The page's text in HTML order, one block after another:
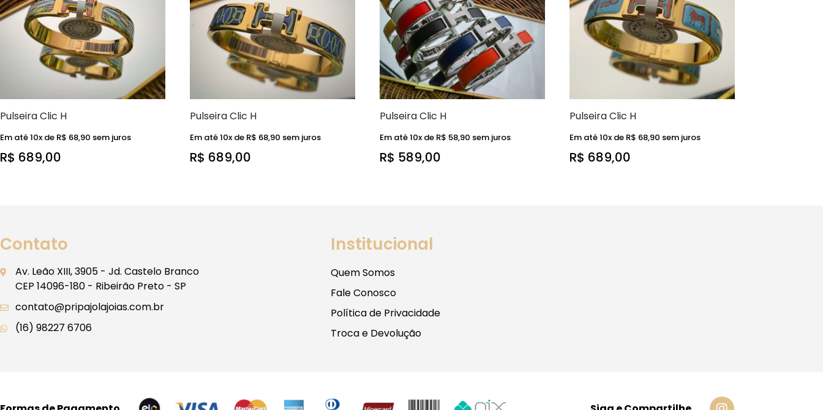
Pulseira Clic H
R$ 689,00
Em até 10x de R$ 68,90 sem juros
Pulseira Clic H
R$ 689,00
Em até 10x de R$ 68,90 sem juros
Pulseira Clic H
R$ 589,00
Em até 10x de R$ 58,90 sem juros
Pulseira Clic H
R$ 689,00
Em até 10x de R$ 68,90 sem juros
Contato
Av. Leão XIII, 3905 - Jd. Castelo Branco
CEP 14096-180 - Ribeirão Preto - SP
contato@pripajolajoias.com.br
(16) 98227 6706
Institucional
Quem Somos
Fale Conosco
Política de Privacidade
Troca e Devolução